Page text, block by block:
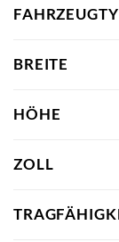
BREITE
HÖHE
ZOLL